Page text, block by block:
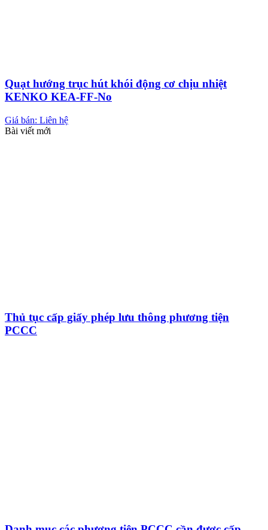
Quạt hướng trục hút khói động cơ chịu nhiệt
KENKO KEA-FF-No
Giá bán: Liên hệ
Bài viết mới
Thủ tục cấp giấy phép lưu thông phương tiện
PCCC